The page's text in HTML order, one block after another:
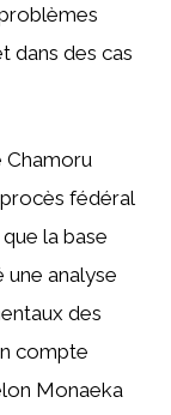
dans des cas
Chamoru
fédéral
la base
une analyse
des
compte
Monaeka